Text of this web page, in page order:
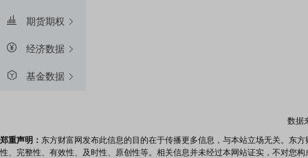
期货期权
经济数据
基金数据
数据
郑重声明： 东方财富网发布此信息的目的在于传播更多信息，与本站立场无关。东
性、完整性、有效性、及时性、原创性等。相关信息并未经过本网站证实，不对您